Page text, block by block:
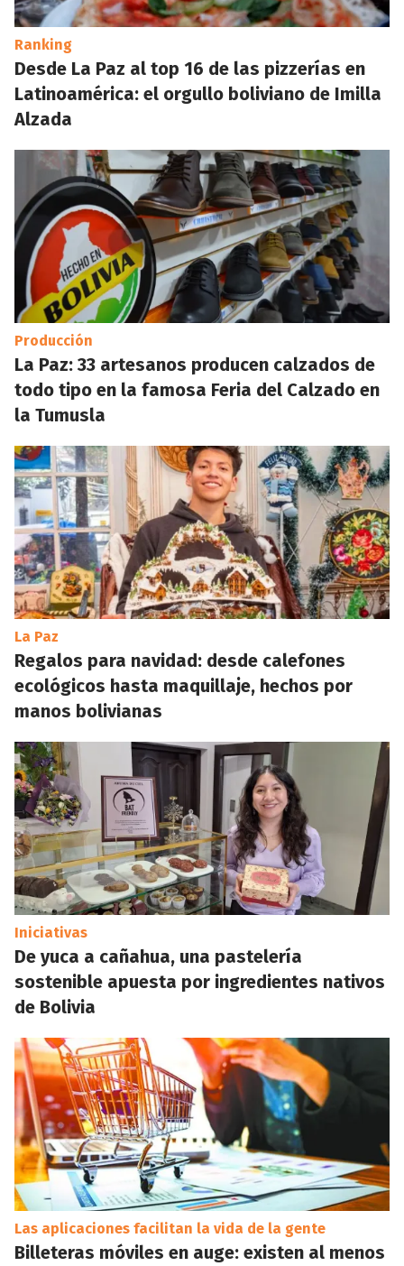
Ranking
Desde La Paz al top 16 de las pizzerías en
Latinoamérica: el orgullo boliviano de Imilla
Alzada
Producción
La Paz: 33 artesanos producen calzados de
todo tipo en la famosa Feria del Calzado en
la Tumusla
La Paz
Regalos para navidad: desde calefones
ecológicos hasta maquillaje, hechos por
manos bolivianas
Iniciativas
De yuca a cañahua, una pastelería
sostenible apuesta por ingredientes nativos
de Bolivia
Las aplicaciones facilitan la vida de la gente
Billeteras móviles en auge: existen al menos